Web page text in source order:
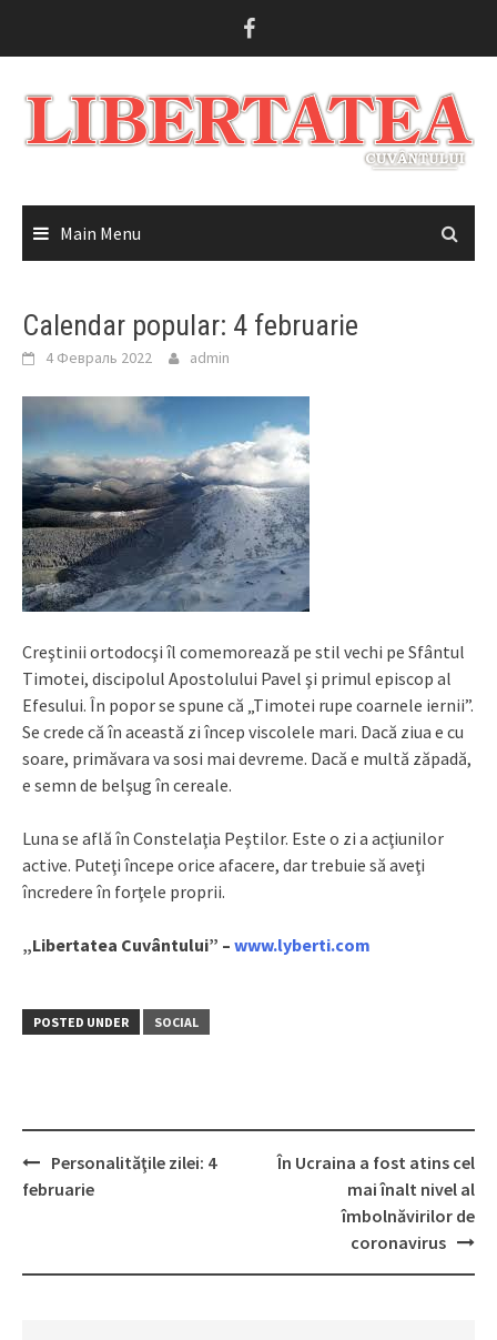
Main Menu
Calendar popular: 4 februarie
4 Февраль 2022 admin
Creştinii ortodocşi îl comemorează pe stil vechi pe Sfântul
Timotei, discipolul Apostolului Pavel şi primul episcop al
Efesului. În popor se spune că „Timotei rupe coarnele iernii”.
Se crede că în această zi încep viscolele mari. Dacă ziua e cu
soare, primăvara va sosi mai devreme. Dacă e multă zăpadă,
e semn de belşug în cereale.
Luna se află în Constelaţia Peştilor. Este o zi a acţiunilor
active. Puteţi începe orice afacere, dar trebuie să aveţi
încredere în forţele proprii.
„Libertatea Cuvântului” – www.lyberti.com
POSTED UNDER SOCIAL
Post
Personalităţile zilei: 4
februarie
În Ucraina a fost atins cel
mai înalt nivel al
îmbolnăvirilor de
coronavirus